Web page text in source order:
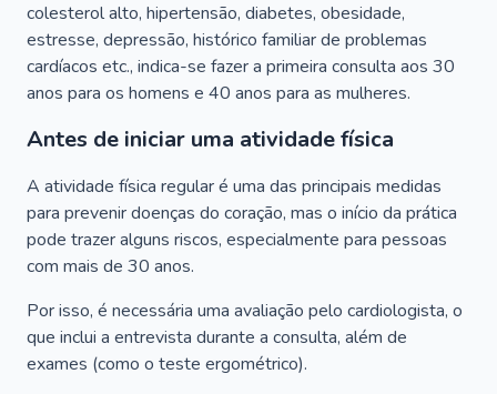
colesterol alto, hipertensão, diabetes, obesidade,
estresse, depressão, histórico familiar de problemas
cardíacos etc., indica-se fazer a primeira consulta aos 30
anos para os homens e 40 anos para as mulheres.
Antes de iniciar uma atividade física
A atividade física regular é uma das principais medidas
para prevenir doenças do coração, mas o início da prática
pode trazer alguns riscos, especialmente para pessoas
com mais de 30 anos.
Por isso, é necessária uma avaliação pelo cardiologista, o
que inclui a entrevista durante a consulta, além de
exames (como o teste ergométrico).